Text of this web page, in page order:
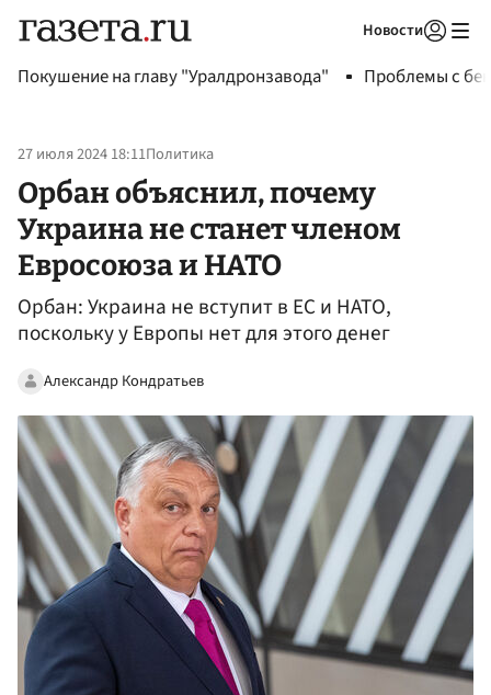
Новости
Покушение на главу "Уралдронзавода" Проблемы с
27 июля 2024 18:11Политика
Орбан объяснил, почему
Украина не станет членом
Евросоюза и НАТО
Орбан: Украина не вступит в ЕС и НАТО,
поскольку у Европы нет для этого денег
Александр Кондратьев